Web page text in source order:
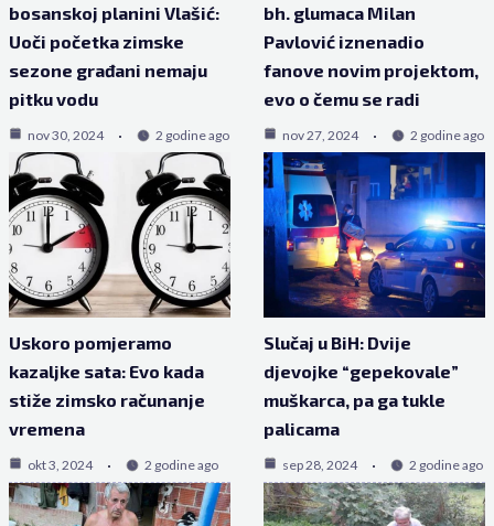
bosanskoj planini Vlašić:
Uoči početka zimske
sezone građani nemaju
pitku vodu
nov 30, 2024 2 godine ago
bh. glumaca Milan
Pavlović iznenadio
fanove novim projektom,
evo o čemu se radi
nov 27, 2024 2 godine ago
Uskoro pomjeramo
kazaljke sata: Evo kada
stiže zimsko računanje
vremena
okt 3, 2024 2 godine ago
Slučaj u BiH: Dvije
djevojke “gepekovale”
muškarca, pa ga tukle
palicama
sep 28, 2024 2 godine ago